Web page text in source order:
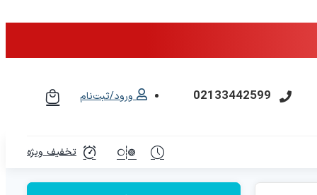
02133442599 ورود/ثبت‌نام
تخفیف ویژه